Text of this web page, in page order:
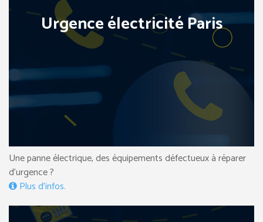
Urgence électricité Paris
Une panne électrique, des équipements défectueux à réparer
d’urgence ?
Plus d’infos.